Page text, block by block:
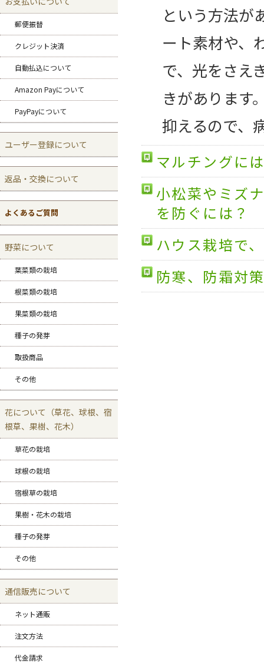
郵便振替
クレジット決済
自動払込について
Amazon Payについて
PayPayについて
ユーザー登録について
返品・交換について
よくあるご質問
野菜について
葉菜類の栽培
根菜類の栽培
果菜類の栽培
種子の発芽
取扱商品
その他
花について（草花、球根、宿
根草、果樹、花木）
草花の栽培
球根の栽培
宿根草の栽培
果樹・花木の栽培
種子の発芽
その他
通信販売について
ネット通販
注文方法
代金請求
という方法が
ート素材や、
で、光をさえ
きがあります
抑えるので、
マルチングに
小松菜やミズ
を防ぐには？
ハウス栽培で
防寒、防霜対